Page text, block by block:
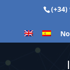
(+34)